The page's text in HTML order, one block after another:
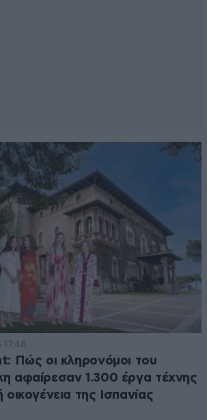
17:48
Πώς οι κληρονόμοι του
αφαίρεσαν 1.300 έργα τέχνης
οικογένεια της Ισπανίας